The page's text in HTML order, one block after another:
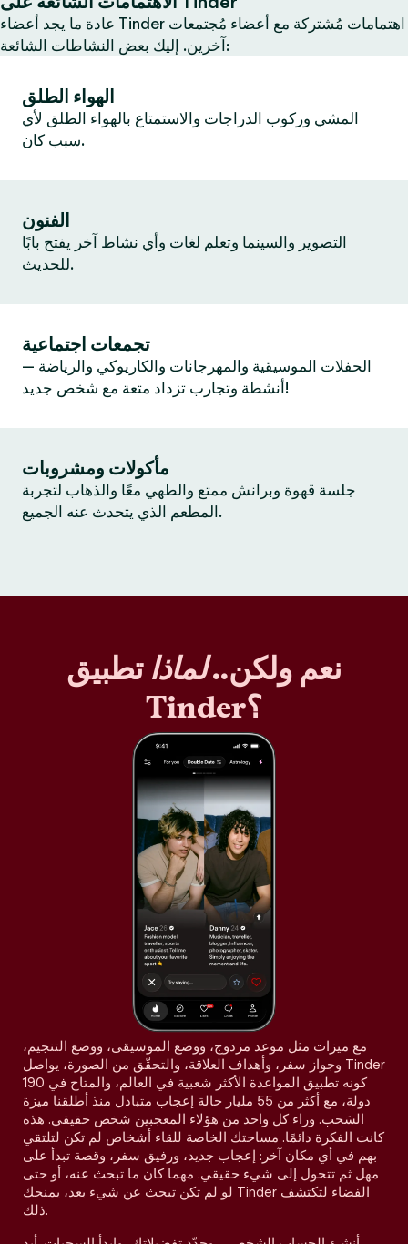
عادة ما يجد أعضاء Tinder اهتمامات مُشتركة مع أعضاء مُجتمعات
آخرين. إليك بعض النشاطات الشائعة:
الهواء الطلق
المشي وركوب الدراجات والاستمتاع بالهواء الطلق لأي
سبب كان.
الفنون
التصوير والسينما وتعلم لغات وأي نشاط آخر يفتح بابًا
للحديث.
تجمعات اجتماعية
الحفلات الموسيقية والمهرجانات والكاريوكي والرياضة —
أنشطة وتجارب تزداد متعة مع شخص جديد!
مأكولات ومشروبات
جلسة قهوة وبرانش ممتع والطهي معًا والذهاب لتجربة
المطعم الذي يتحدث عنه الجميع.
نعم ولكن..لماذا تطبيق
Tinder؟
مع ميزات مثل موعد مزدوج، ووضع الموسيقى، ووضع التنجيم،
وجواز سفر، وأهداف العلاقة، والتحقّق من الصورة، يواصل Tinder
كونه تطبيق المواعدة الأكثر شعبية في العالم، والمتاح في 190
دولة، مع أكثر من 55 مليار حالة إعجاب متبادل منذ أطلقنا ميزة
السَحب. وراء كل واحد من هؤلاء المعجبين شخص حقيقي. هذه
كانت الفكرة دائمًا. مساحتك الخاصة للقاء أشخاص لم تكن لتلتقي
بهم في أي مكان آخر: إعجاب جديد، ورفيق سفر، وقصة تبدأ على
مهل ثم تتحول إلى شيء حقيقي. مهما كان ما تبحث عنه، أو حتى
لو لم تكن تبحث عن شيء بعد، يمنحك Tinder الفضاء لتكتشف
ذلك.